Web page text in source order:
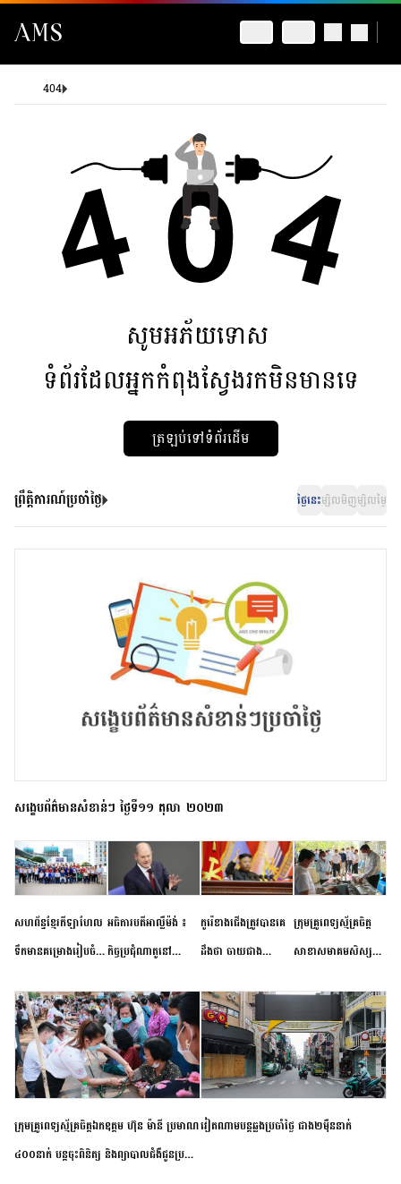
404
សូមអភ័យទោស
ទំព័រដែលអ្នកកំពុងស្វែងរកមិនមានទេ
ត្រឡប់ទៅទំព័រដើម
ព្រឹត្តិការណ៍ប្រចាំថ្ងៃ ថ្ងៃនេះម្សិលមិញម្សិលម្ងៃ
សង្ខេបព័ត៌មានសំខាន់ៗ ថ្ងៃទី១១ តុលា ២០២៣
សហព័ន្ធខ្មែរកីឡាហែល
ទឹកមានគម្រោងរៀបចំ
កម្រិតបឋម ដល់ឧត្តម
សិក្សានាពេលខាងមុខ
អធិការបតីអាល្លឺម៉ង់ ៖
កិច្ចប្រជុំណាតូនៅ
ខាងមុខនឹងបញ្ជូនសញ្ញា
នៃភាពស្អិតរមួត និង
ការប្តេជ្ញាចិត្ត
កូរ៉េខាងជើងត្រូវបានគេ
ដឹងថា ចាយជាង
អភិវឌ្ឍន៍នុយក្លេអ៊ែរ
ក្រុមគ្រូពេទ្យស្ម័គ្រចិត្ត
សាខាសមាគមសិស្ស
ខេត្តកំពង់ចាម ចុះពិនិត្យ
ពិគ្រោះជំងឺទូទៅ និងផ្តល់
ថ្នាំពេទ្យជូនប្រជាពលរដ្ឋ
រស់នៅសង្កាត់បឹងកុក
ក្រុមគ្រូពេទ្យស្ម័គ្រចិត្តឯកឧត្តម ហ៊ុន ម៉ានី ប្រមាណ
៤០០នាក់ បន្តចុះពិនិត្យ និងព្យាបាលជំងឺជូនប្រជា
វៀតណាម​បន្ត​ឆ្លង​ប្រចាំថ្ងៃ​ ​ជាង​២​ម៉ឺន​នាក់​